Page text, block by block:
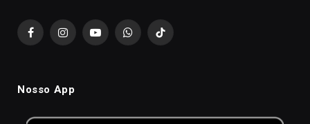
FacebookInstagramYouTubeWhatsAppTikTok
Nosso App